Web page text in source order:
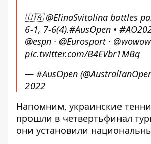
🇺🇦@ElinaSvitolina battles
6-1, 7-6(4).#AusOpen •
@espn · @Eurosport·
pic.twitter.com/B4EVbr1MBq
— #AusOpen
2022
Напомним, украинские
прошли в четвертьфинал
они установили